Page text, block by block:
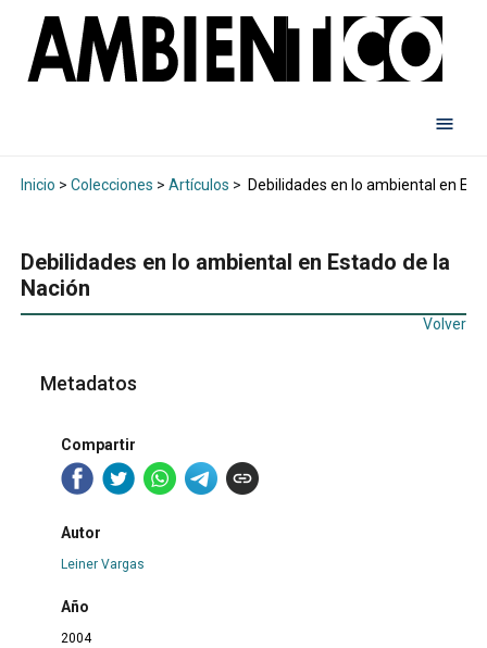
Inicio > Colecciones > Artículos > Debilidades en lo ambiental en
Debilidades en lo ambiental en Estado de la
Nación
Volver
Metadatos
Compartir
Autor
Leiner Vargas
Año
2004